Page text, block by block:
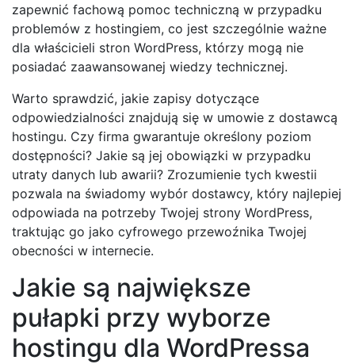
zapewnić fachową pomoc techniczną w przypadku
problemów z hostingiem, co jest szczególnie ważne
dla właścicieli stron WordPress, którzy mogą nie
posiadać zaawansowanej wiedzy technicznej.
Warto sprawdzić, jakie zapisy dotyczące
odpowiedzialności znajdują się w umowie z dostawcą
hostingu. Czy firma gwarantuje określony poziom
dostępności? Jakie są jej obowiązki w przypadku
utraty danych lub awarii? Zrozumienie tych kwestii
pozwala na świadomy wybór dostawcy, który najlepiej
odpowiada na potrzeby Twojej strony WordPress,
traktując go jako cyfrowego przewoźnika Twojej
obecności w internecie.
Jakie są największe
pułapki przy wyborze
hostingu dla WordPressa